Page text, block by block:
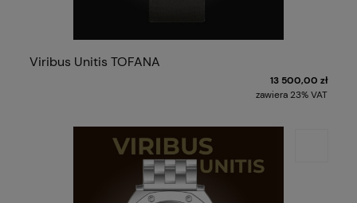
Viribus Unitis TOFANA
13 500,00 zł
zawiera 23% VAT